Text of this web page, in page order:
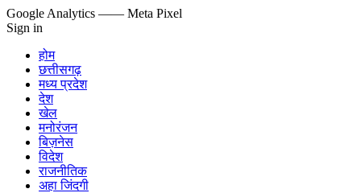
Google Analytics —— Meta Pixel
Sign in
होम
छत्तीसगढ़
मध्य प्रदेश
देश
खेल
मनोरंजन
बिज़नेस
विदेश
राजनीतिक
अहा जिंदगी